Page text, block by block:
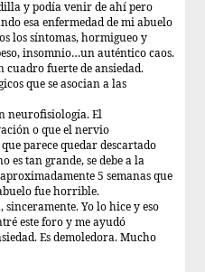
y podía venir de ahí pero
esa enfermedad de mi abuelo
los síntomas, hormigueo y
insomnio…un auténtico caos.
cuadro fuerte de ansiedad.
que se asocian a las
neurofisiología. El
o que el nervio
parece quedar descartado
es tan grande, se debe a la
5 semanas que
fue horrible.
Yo lo hice y eso
este foro y me ayudó
Es demoledora. Mucho